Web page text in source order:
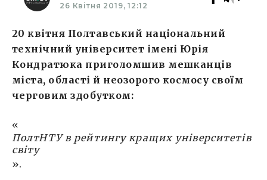
26 Квітня 2019, 12:12
20 квітня Полтавський національний
технічний університет імені Юрія
Кондратюка приголомшив мешканців
міста, області й неозорого космосу своїм
черговим здобутком:
«
ПолтНТУ в рейтингу кращих університетів
світу
».